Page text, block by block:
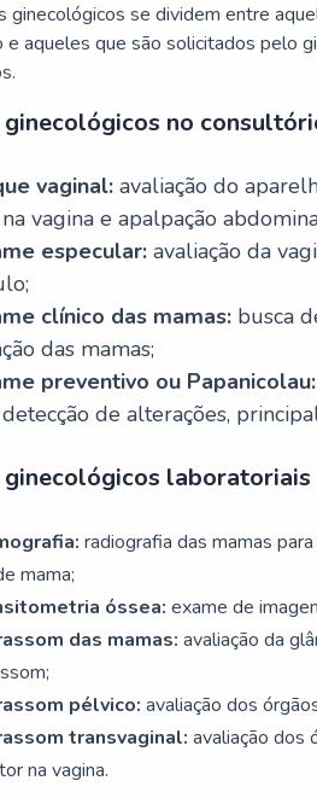
ginecológicos se dividem entre
e aqueles que são solicitados pelo
ginecológicos no
vaginal: avaliação do
vagina e apalpação
especular: avaliação da
clínico das mamas: busca
das mamas;
preventivo ou Papanicolau:
de alterações,
ginecológicos laboratoriais
radiografia das mamas
mama;
óssea: exame de
das mamas: avaliação da
pélvico: avaliação dos
transvaginal: avaliação dos
na vagina.